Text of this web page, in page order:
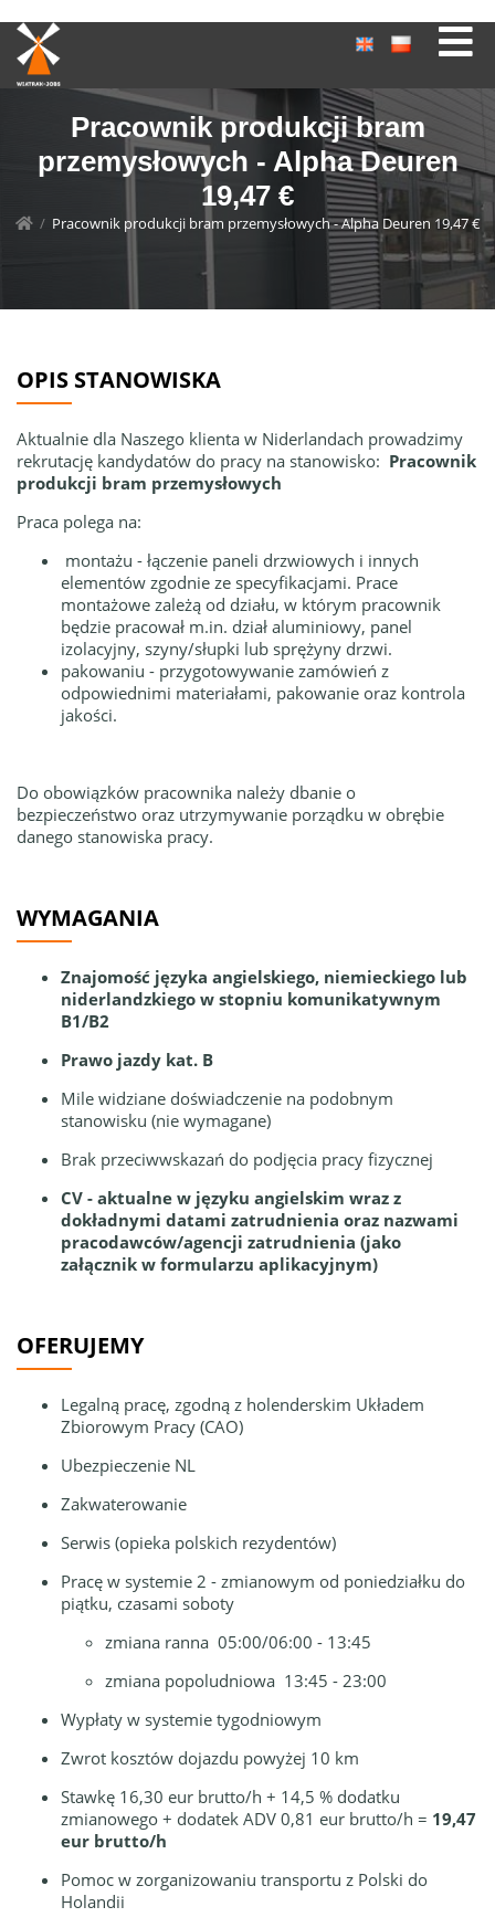
Pracownik produkcji bram
przemysłowych - Alpha Deuren
19,47 €
/ Pracownik produkcji bram przemysłowych - Alpha Deuren 19,47 €
OPIS STANOWISKA
Aktualnie dla Naszego klienta w Niderlandach prowadzimy
rekrutację kandydatów do pracy na stanowisko: Pracownik
produkcji bram przemysłowych
Praca polega na:
montażu - łączenie paneli drzwiowych i innych
elementów zgodnie ze specyfikacjami. Prace
montażowe zależą od działu, w którym pracownik
będzie pracował m.in. dział aluminiowy, panel
izolacyjny, szyny/słupki lub sprężyny drzwi.
pakowaniu - przygotowywanie zamówień z
odpowiednimi materiałami, pakowanie oraz kontrola
jakości.
Do obowiązków pracownika należy dbanie o
bezpieczeństwo oraz utrzymywanie porządku w obrębie
danego stanowiska pracy.
WYMAGANIA
Znajomość języka angielskiego, niemieckiego lub
niderlandzkiego w stopniu komunikatywnym
B1/B2
Prawo jazdy kat. B
Mile widziane doświadczenie na podobnym
stanowisku (nie wymagane)
Brak przeciwwskazań do podjęcia pracy fizycznej
CV - aktualne w języku angielskim wraz z
dokładnymi datami zatrudnienia oraz nazwami
pracodawców/agencji zatrudnienia (jako
załącznik w formularzu aplikacyjnym)
OFERUJEMY
Legalną pracę, zgodną z holenderskim Układem
Zbiorowym Pracy (CAO)
Ubezpieczenie NL
Zakwaterowanie
Serwis (opieka polskich rezydentów)
Pracę w systemie 2 - zmianowym od poniedziałku do
piątku, czasami soboty
zmiana ranna 05:00/06:00 - 13:45
zmiana popoludniowa 13:45 - 23:00
Wypłaty w systemie tygodniowym
Zwrot kosztów dojazdu powyżej 10 km
Stawkę 16,30 eur brutto/h + 14,5 % dodatku
zmianowego + dodatek ADV 0,81 eur brutto/h = 19,47
eur brutto/h
Pomoc w zorganizowaniu transportu z Polski do
Holandii